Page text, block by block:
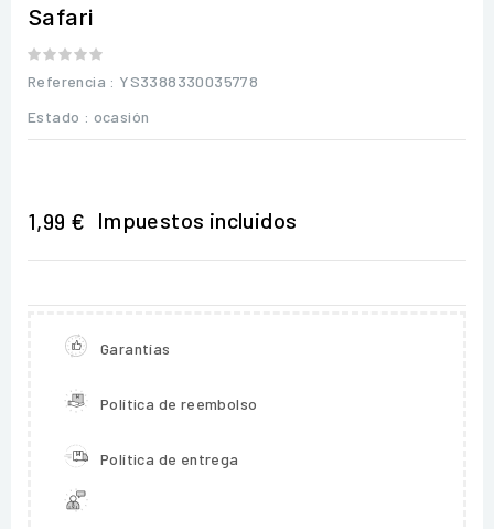
Safari
Referencia : YS3388330035778
Estado : ocasión
1,99 € Impuestos incluidos
Garantías
Política de reembolso
Política de entrega